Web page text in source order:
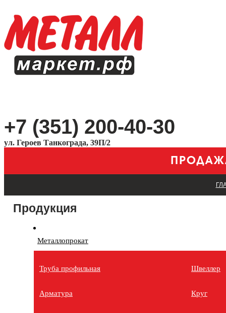
+7 (351) 200-40-30
ул. Героев Танкограда, 39П/2
Продукция
Металлопрокат
Труба профильная
Арматура
Швеллер
Круг